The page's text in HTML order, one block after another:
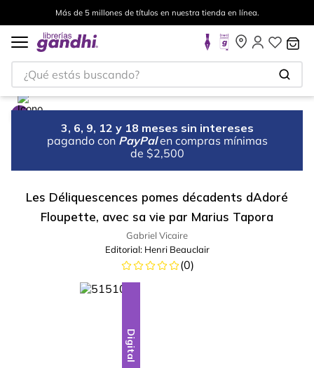
Más de 5 millones de títulos en nuestra tienda en línea.
¿Qué estás buscando?
3, 6, 9, 12 y 18 meses sin intereses
pagando con PayPal en compras mínimas
de $2,500
Les Déliquescences pomes décadents dAdoré
Floupette, avec sa vie par Marius Tapora
Gabriel Vicaire
Editorial: Henri Beauclair
(0)
Digital